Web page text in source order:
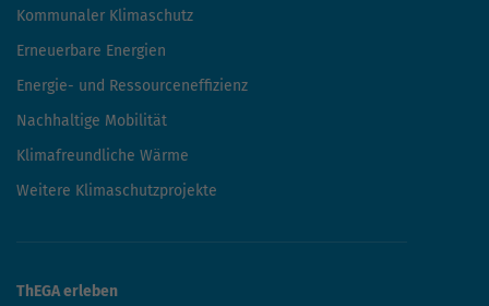
Kommunaler Klimaschutz
Erneuerbare Energien
Energie- und Ressourceneffizienz
Nachhaltige Mobilität
Klimafreundliche Wärme
Weitere Klimaschutzprojekte
ThEGA erleben